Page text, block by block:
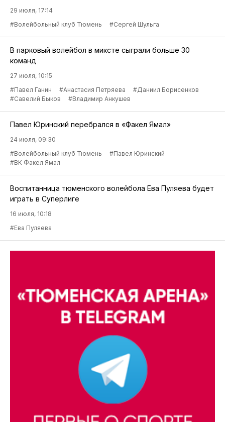
29 июля, 17:14
#Волейбольный клуб Тюмень
#Сергей Шульга
В парковый волейбол в миксте сыграли больше 30
команд
27 июля, 10:15
#Павел Ганин
#Анастасия Петряева
#Даниил Борисенков
#Савелий Быков
#Владимир Анкушев
Павел Юринский перебрался в «Факел Ямал»
24 июля, 09:30
#Волейбольный клуб Тюмень
#Павел Юринский
#ВК Факел Ямал
Воспитанница тюменского волейбола Ева Пуляева будет
играть в Суперлиге
16 июля, 10:18
#Ева Пуляева